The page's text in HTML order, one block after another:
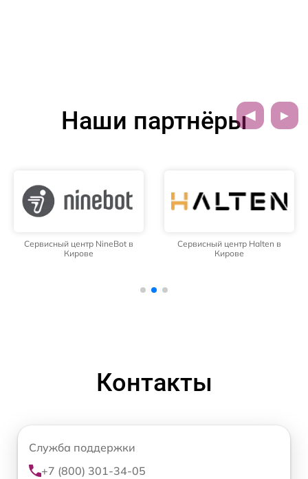
Наши партнёры
Сервисный центр NineBot в
Кирове
Сервисный центр Halten в
Кирове
Контакты
Служба поддержки
+7 (800) 301-34-05